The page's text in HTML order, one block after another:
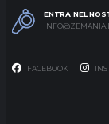
ENTRA NEL
FACEBOOK